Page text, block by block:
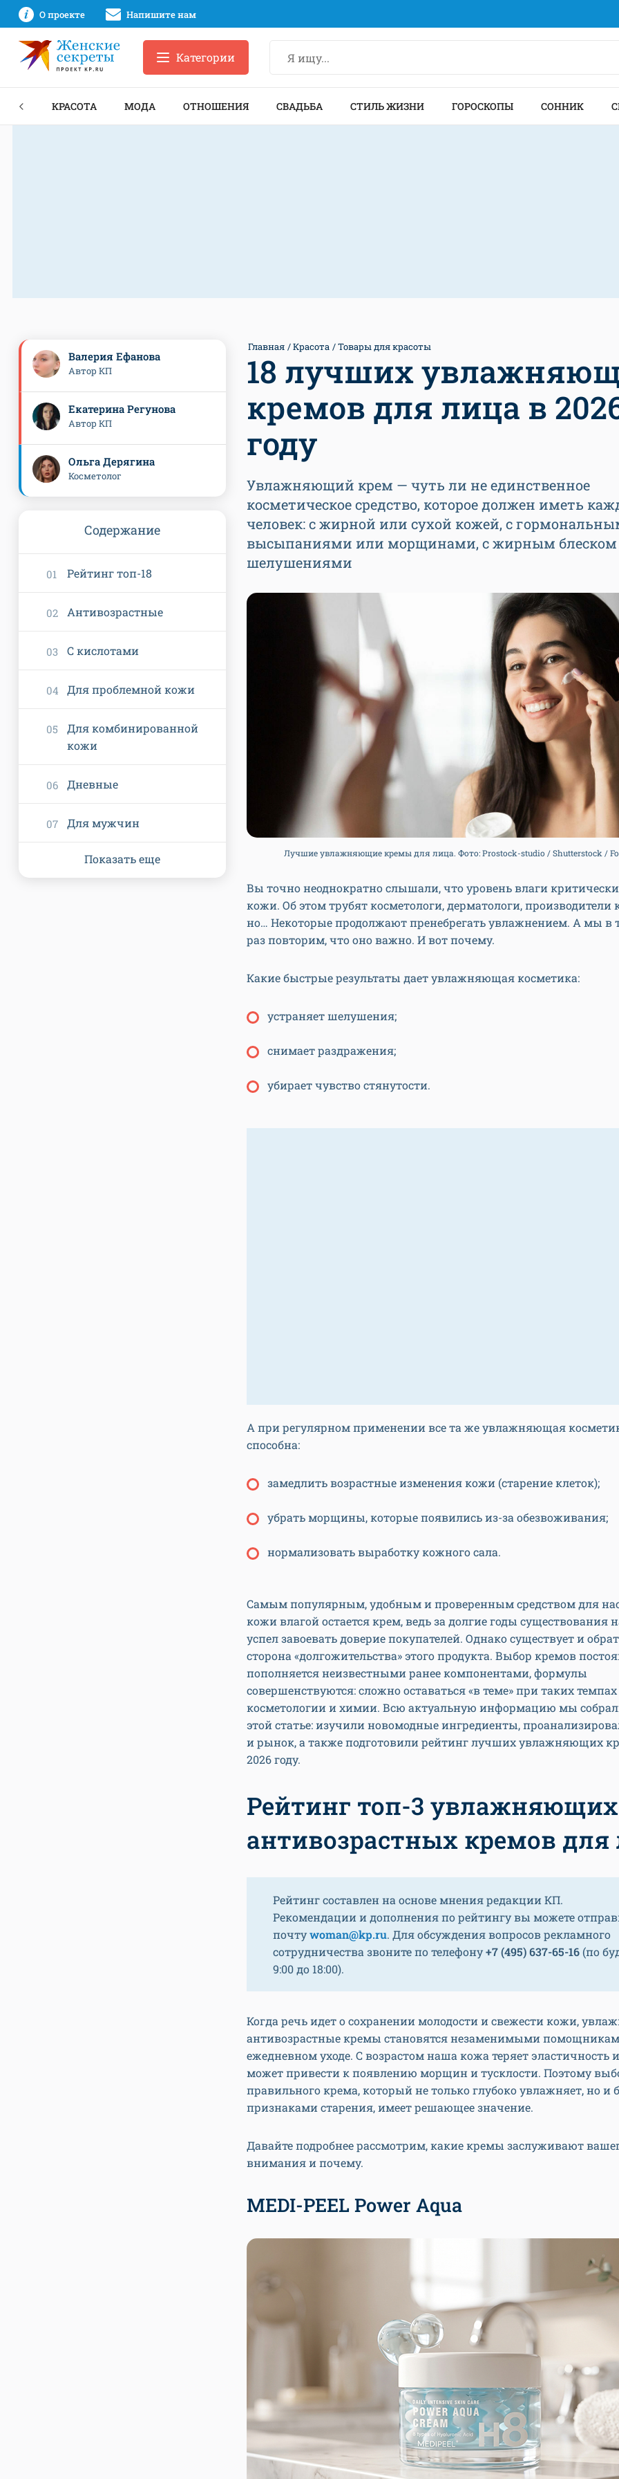
О проекте Напишите нам
Категории
КРАСОТА МОДА ОТНОШЕНИЯ СВАДЬБА СТИЛЬ ЖИЗНИ ГОРОСКОПЫ СОННИК
Главная Красота Товары для красоты
18 лучших
кремов для лица в
году
Увлажняющий крем — чуть ли не единственное
косметическое средство, которое должен иметь
человек: с жирной или сухой кожей, с
высыпаниями или морщинами, с жирным
шелушениями
Лучшие увлажняющие кремы для лица. Фото: Prostock-studio / Shutterstock /
Вы точно неоднократно слышали, что уровень влаги
кожи. Об этом трубят косметологи, дерматологи, производители
но… Некоторые продолжают пренебрегать увлажнением. А мы
раз повторим, что оно важно. И вот почему.
Какие быстрые результаты дает увлажняющая косметика:
устраняет шелушения;
снимает раздражения;
убирает чувство стянутости.
А при регулярном применении все та же увлажняющая
способна:
замедлить возрастные изменения кожи (старение клеток);
убрать морщины, которые появились из-за обезвоживания;
нормализовать выработку кожного сала.
Самым популярным, удобным и проверенным средством для
кожи влагой остается крем, ведь за долгие годы существования
успел завоевать доверие покупателей. Однако существует и
сторона «долгожительства» этого продукта. Выбор кремов
пополняется неизвестными ранее компонентами, формулы
совершенствуются: сложно оставаться «в теме» при таких
косметологии и химии. Всю актуальную информацию мы
этой статье: изучили новомодные ингредиенты,
и рынок, а также подготовили рейтинг лучших увлажняющих
2026 году.
Рейтинг топ-3 увлажняющих
антивозрастных кремов для
Рейтинг составлен на основе мнения редакции КП.
Рекомендации и дополнения по рейтингу вы можете
почтуwoman@kp.ru. Для обсуждения вопросов рекламного
сотрудничества звоните по телефону+7 (495) 637-65-16 (по
9:00 до 18:00).
Когда речь идет о сохранении молодости и свежести кожи,
антивозрастные кремы становятся незаменимыми
ежедневном уходе. С возрастом наша кожа теряет эластичность
может привести к появлению морщин и тусклости. Поэтому
правильного крема, который не только глубоко увлажняет, но и
признаками старения, имеет решающее значение.
Давайте подробнее рассмотрим, какие кремы заслуживают
внимания и почему.
MEDI-PEEL Power Aqua
Валерия Ефанова
Автор КП
Екатерина Регунова
Автор КП
Ольга Дерягина
Косметолог
Содержание
Рейтинг топ-18
Антивозрастные
С кислотами
Для проблемной кожи
Для комбинированной
кожи
Дневные
Для мужчин
Показать еще